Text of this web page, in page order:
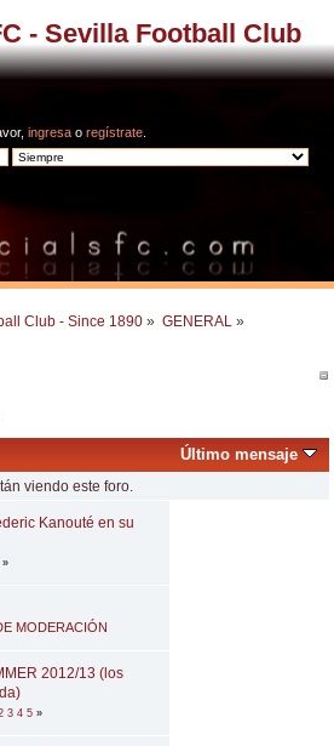
- Sevilla Football Club
ingresa o regístrate
Club - Since 1890 » GENERAL »
Último mensaje
viendo este foro.
Kanouté en su
»
MODERACIÓN
2012/13 (los
3 4 5 »